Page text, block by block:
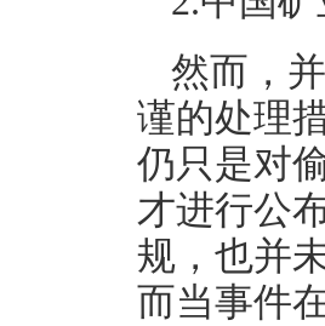
然而，
谨的处理
仍只是对
才进行公
规，也并
而当事件